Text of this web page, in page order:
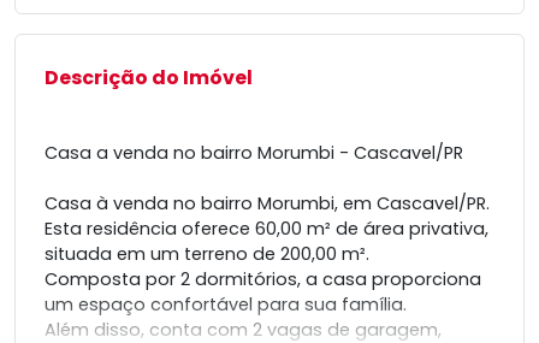
Descrição do Imóvel
Casa a venda no bairro Morumbi - Cascavel/PR
Casa à venda no bairro Morumbi, em Cascavel/PR.
Esta residência oferece 60,00 m² de área privativa,
situada em um terreno de 200,00 m².
Composta por 2 dormitórios, a casa proporciona
um espaço confortável para sua família.
Além disso, conta com 2 vagas de garagem,